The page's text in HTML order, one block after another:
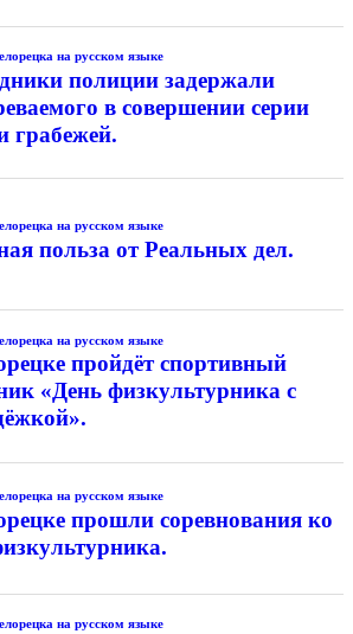
на русском языке
полиции задержали
в совершении серии
грабежей.
на русском языке
польза от Реальных дел.
на русском языке
пройдёт спортивный
«День физкультурника с
на русском языке
прошли соревнования ко
на русском языке